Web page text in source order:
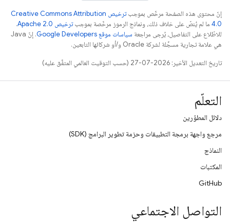
إنّ محتوى هذه الصفحة مرخّص بموجب
ترخيص Creative Commons Attribution
4.0‏ ما لم يُنصّ على خلاف ذلك، ونماذج الرموز مرخّصة بموجبترخيص Apache 2.0‏
.
للاطّلاع على التفاصيل، يُرجى مراجعة سياسات موقع Google Developers‏
. إنّ Java
هي علامة تجارية مسجَّلة لشركة Oracle و/أو شركائها التابعين.
تاريخ التعديل الأخير: 2026-07-27 (حسب التوقيت العالمي المتفَّق عليه)
التعلّم
دلائل المطوّرين
مرجع واجهة برمجة التطبيقات وحزمة تطوير البرامج (SDK)
النماذج
المكتبات
GitHub
التواصل الاجتماعي